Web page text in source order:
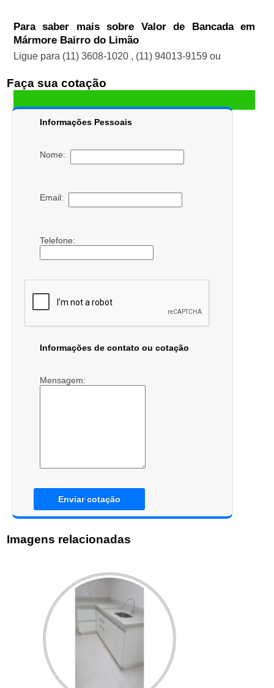
Para saber mais sobre Valor de Bancada em
Mármore Bairro do Limão
Ligue para (11) 3608-1020 , (11) 94013-9159 ou
Faça sua cotação
Informações Pessoais
Nome:
Email:
Telefone:
Informações de contato ou cotação
Mensagem:
Enviar cotação
Imagens relacionadas